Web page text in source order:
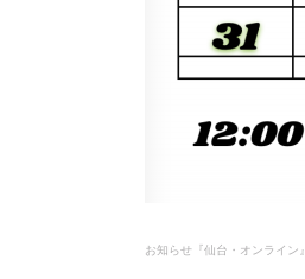
お知らせ『仙台・オンライン』